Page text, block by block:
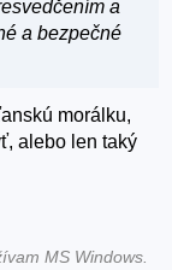
a
a bezpečné
morálku,
alebo len taký
MS Windows.